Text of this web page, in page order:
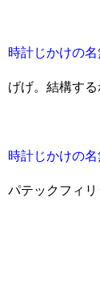
時計じかけの
げげ。結構する
時計じかけの
パテックフィリ